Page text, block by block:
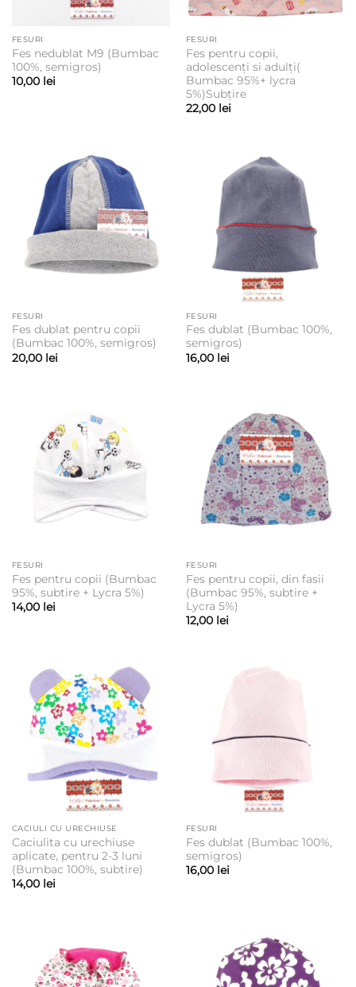
FESURI
Fes nedublat M9 (Bumbac
100%, semigros)
10,00 lei
FESURI
Fes pentru copii,
adolescenți si adulți(
Bumbac 95%+ lycra
5%)Subțire
22,00 lei
FESURI
Fes dublat pentru copii
(Bumbac 100%, semigros)
20,00 lei
FESURI
Fes dublat (Bumbac 100%,
semigros)
16,00 lei
FESURI
Fes pentru copii (Bumbac
95%, subtire + Lycra 5%)
14,00 lei
FESURI
Fes pentru copii, din fasii
(Bumbac 95%, subtire +
Lycra 5%)
12,00 lei
CACIULI CU URECHIUSE
Caciulita cu urechiuse
aplicate, pentru 2-3 luni
(Bumbac 100%, subtire)
14,00 lei
FESURI
Fes dublat (Bumbac 100%,
semigros)
16,00 lei